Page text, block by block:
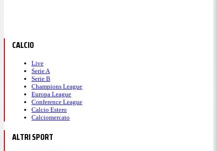
CALCIO
Live
Serie A
Serie B
Champions League
Europa League
Conference League
Calcio Estero
Calciomercato
ALTRI SPORT